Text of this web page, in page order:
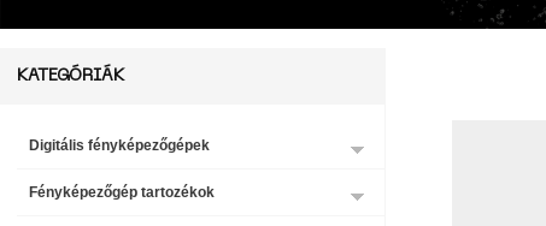
KATEGÓRIÁK
Digitális fényképezőgépek
Fényképezőgép tartozékok